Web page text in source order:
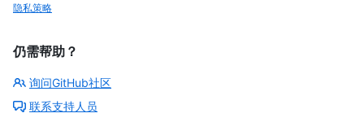
隐私策略
仍需帮助？
询问GitHub社区
联系支持人员